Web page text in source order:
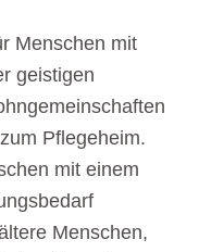
Menschen mit
geistigen
Pflegeheim.
mit einem
Menschen,